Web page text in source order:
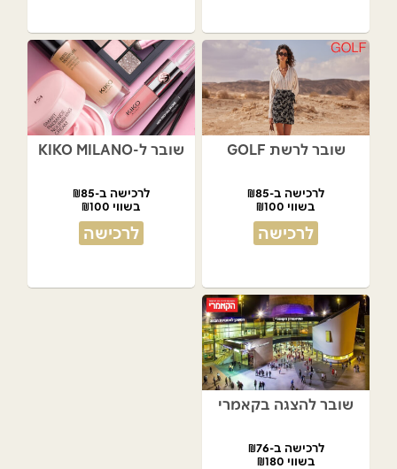
שובר לרשת GOLF
לרכישה ב-₪85
בשווי ₪100
לרכישה
שובר ל-KIKO MILANO
לרכישה ב-₪85
בשווי ₪100
לרכישה
שובר להצגה בקאמרי
לרכישה ב-₪76
בשווי ₪180